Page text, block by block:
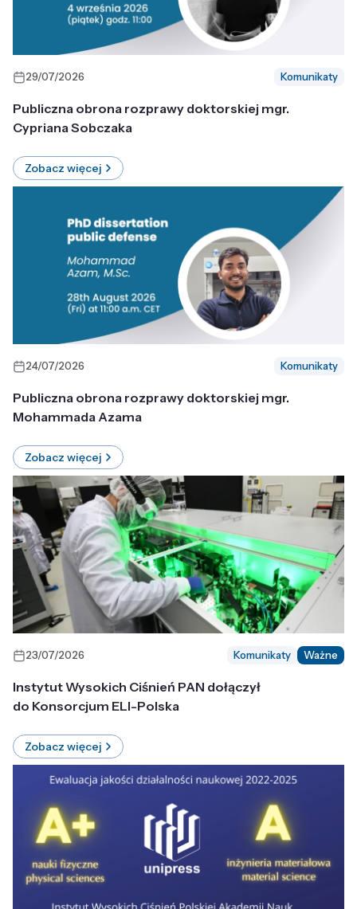
29/07/2026 Komunikaty
Publiczna obrona rozprawy doktorskiej mgr.
Cypriana Sobczaka
Zobacz więcej
24/07/2026 Komunikaty
Publiczna obrona rozprawy doktorskiej mgr.
Mohammada Azama
Zobacz więcej
23/07/2026 Komunikaty Ważne
Instytut Wysokich Ciśnień PAN dołączył
do Konsorcjum ELI-Polska
Zobacz więcej